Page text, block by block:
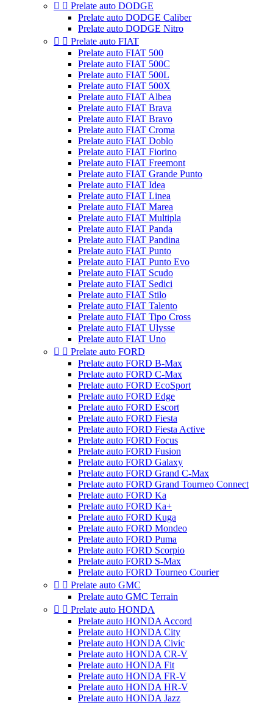
  Prelate auto DODGE
Prelate auto DODGE Caliber
Prelate auto DODGE Nitro
  Prelate auto FIAT
Prelate auto FIAT 500
Prelate auto FIAT 500C
Prelate auto FIAT 500L
Prelate auto FIAT 500X
Prelate auto FIAT Albea
Prelate auto FIAT Brava
Prelate auto FIAT Bravo
Prelate auto FIAT Croma
Prelate auto FIAT Doblo
Prelate auto FIAT Fiorino
Prelate auto FIAT Freemont
Prelate auto FIAT Grande Punto
Prelate auto FIAT Idea
Prelate auto FIAT Linea
Prelate auto FIAT Marea
Prelate auto FIAT Multipla
Prelate auto FIAT Panda
Prelate auto FIAT Pandina
Prelate auto FIAT Punto
Prelate auto FIAT Punto Evo
Prelate auto FIAT Scudo
Prelate auto FIAT Sedici
Prelate auto FIAT Stilo
Prelate auto FIAT Talento
Prelate auto FIAT Tipo Cross
Prelate auto FIAT Ulysse
Prelate auto FIAT Uno
  Prelate auto FORD
Prelate auto FORD B-Max
Prelate auto FORD C-Max
Prelate auto FORD EcoSport
Prelate auto FORD Edge
Prelate auto FORD Escort
Prelate auto FORD Fiesta
Prelate auto FORD Fiesta Active
Prelate auto FORD Focus
Prelate auto FORD Fusion
Prelate auto FORD Galaxy
Prelate auto FORD Grand C-Max
Prelate auto FORD Grand Tourneo Connect
Prelate auto FORD Ka
Prelate auto FORD Ka+
Prelate auto FORD Kuga
Prelate auto FORD Mondeo
Prelate auto FORD Puma
Prelate auto FORD Scorpio
Prelate auto FORD S-Max
Prelate auto FORD Tourneo Courier
  Prelate auto GMC
Prelate auto GMC Terrain
  Prelate auto HONDA
Prelate auto HONDA Accord
Prelate auto HONDA City
Prelate auto HONDA Civic
Prelate auto HONDA CR-V
Prelate auto HONDA Fit
Prelate auto HONDA FR-V
Prelate auto HONDA HR-V
Prelate auto HONDA Jazz